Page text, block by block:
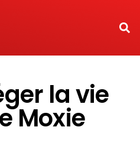
la vie
Moxie